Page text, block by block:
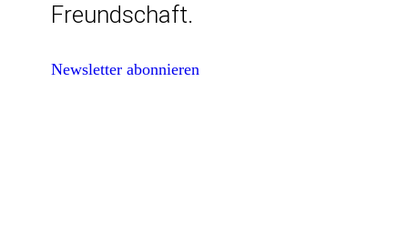
Freundschaft.
Newsletter abonnieren